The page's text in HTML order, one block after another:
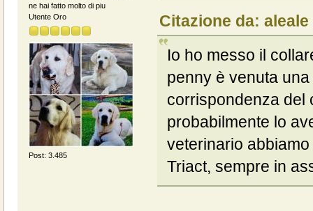
ne hai fatto molto di piu
Utente Oro
Post: 3.485
Citazione da:
Io ho messo il
penny è venuta
corrispondenza del
probabilmente lo
veterinario
Triact, sempre in